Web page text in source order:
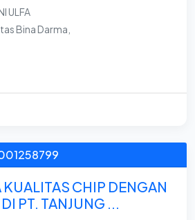
ULFA
Bina Darma,
CHIP DENGAN
PT. TANJUNG ...